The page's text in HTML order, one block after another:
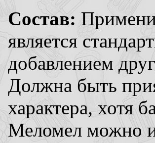
Состав:
является
добавлением
Должна быть
характера, хотя
Меломел можно